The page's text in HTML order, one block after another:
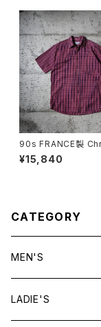
90s FRANCE製
or Checkered S/S
¥15,840
CATEGORY
MEN'S
tops
LADIE'S